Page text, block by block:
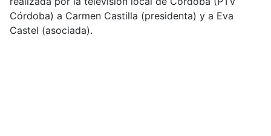
Córdoba) a Carmen Castilla (presidenta) y a Eva
Castel (asociada).